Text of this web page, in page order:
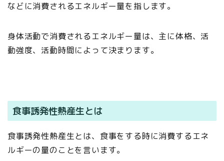
などに消費されるエネルギー量を指します。
身体活動で消費されるエネルギー量は、主に体格、活
動強度、活動時間によって決まります。
食事誘発性熱産生とは
食事誘発性熱産生とは、食事をする時に消費するエネ
ルギーの量のことを言います。